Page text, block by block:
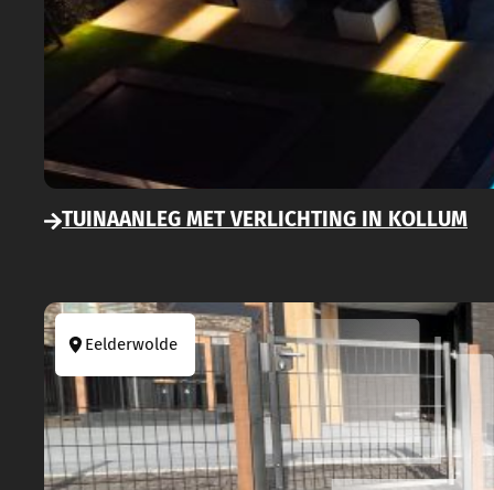
TUINAANLEG MET VERLICHTING IN KOLLUM
Eelderwolde